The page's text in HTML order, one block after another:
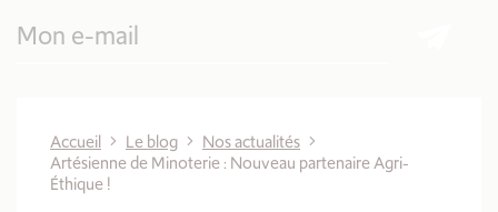
Accueil Le blog
Nos actualités
Artésienne de Minoterie : Nouveau partenaire Agri-
Éthique !